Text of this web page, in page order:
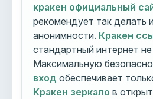
кракен официальный
рекомендует так делать
анонимности. Кракен
стандартный интернет
Максимальную
вход обеспечивает
Кракен зеркало в